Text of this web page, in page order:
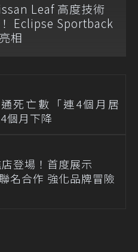
Leaf 高度技術
Eclipse Sportback
相
死亡數「連4個月居
個月下降
登場！首度展示
名合作 強化品牌冒險